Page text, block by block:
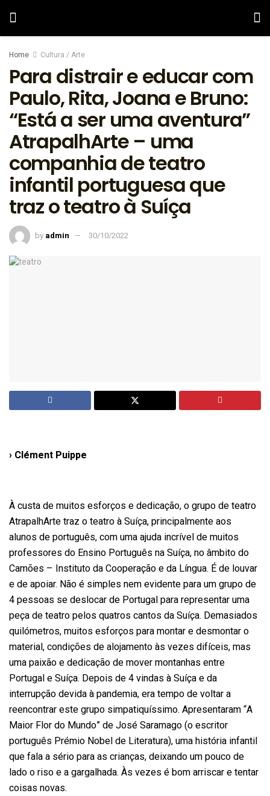
Home Cultura / Arte
Para distrair e educar com
Paulo, Rita, Joana e Bruno:
“Está a ser uma aventura”
AtrapalhArte – uma
companhia de teatro
infantil portuguesa que
traz o teatro à Suíça
by admin 30/10/2022
› Clément Puippe
À custa de muitos esforços e dedicação, o grupo de teatro
AtrapalhArte traz o teatro à Suíça, principalmente aos
alunos de português, com uma ajuda incrível de muitos
professores do Ensino Português na Suíça, no âmbito do
Camões – Instituto da Cooperação e da Língua. É de louvar
e de apoiar. Não é simples nem evidente para um grupo de
4 pessoas se deslocar de Portugal para representar uma
peça de teatro pelos quatros cantos da Suíça. Demasiados
quilómetros, muitos esforços para montar e desmontar o
material, condições de alojamento às vezes difíceis, mas
uma paixão e dedicação de mover montanhas entre
Portugal e Suíça. Depois de 4 vindas à Suíça e da
interrupção devida à pandemia, era tempo de voltar a
reencontrar este grupo simpatiquíssimo. Apresentaram “A
Maior Flor do Mundo” de José Saramago (o escritor
português Prémio Nobel de Literatura), uma história infantil
que fala a sério para as crianças, deixando um pouco de
lado o riso e a gargalhada. Às vezes é bom arriscar e tentar
coisas novas.